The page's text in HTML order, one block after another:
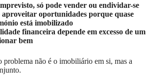
só pode vender ou endividar-se
aproveitar oportunidades porque quase
está imobilizado
financeira depende em excesso de um
bem
problema não é o imobiliário em si, mas a